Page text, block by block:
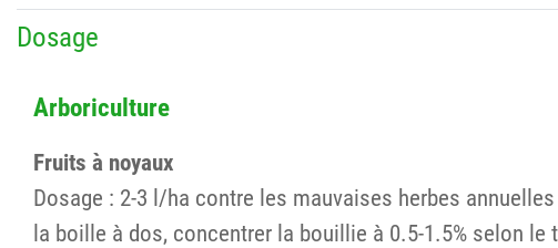
Dosage
Arboriculture
Fruits à noyaux
Dosage : 2-3 l/ha contre les mauvaises herbes
la boille à dos, concentrer la bouillie à 0.5-1.5% selon